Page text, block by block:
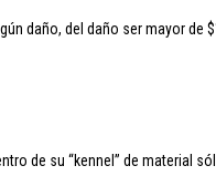
daño, del daño ser mayor de
de su “kennel” de material